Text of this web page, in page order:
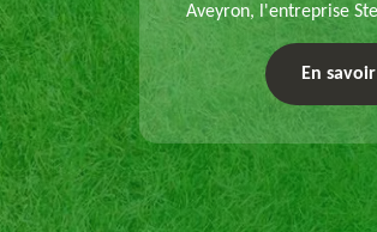
Aveyron, l'entreprise
chaque plan
exécute les travaux
En